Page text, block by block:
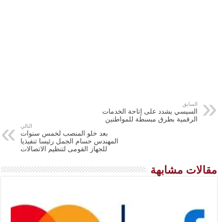
السابق
السيسي يشدد على إتاحة الخدمات
الرقمية بطرق مبسطة للمواطنين
التالي
بعد خلو المنصب لخمس سنوات
المهندس حسام الجمل رئيسا تنفيذيا
للجهاز القومى لتنظيم الاتصالات
مقالات مشابهة